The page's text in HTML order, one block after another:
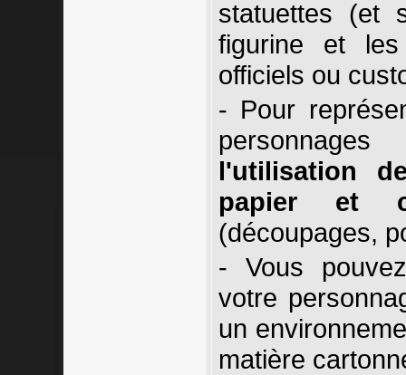
statuettes (et
figurine et
officiels ou
- Pour
l'utilisation
papier et
(découpages,
- Vous
votre
un
matière